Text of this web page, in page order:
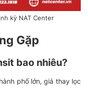
kỳ NAT Center
Gặp
bao nhiêu?
phố lớn, giá thay lọc